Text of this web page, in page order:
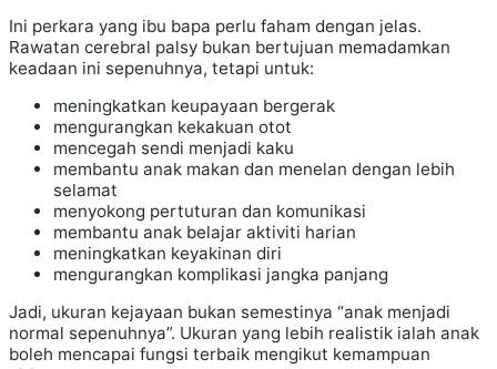
Ini perkara yang ibu bapa perlu faham dengan jelas.
Rawatan cerebral palsy bukan bertujuan memadamkan
keadaan ini sepenuhnya, tetapi untuk:
meningkatkan keupayaan bergerak
mengurangkan kekakuan otot
mencegah sendi menjadi kaku
membantu anak makan dan menelan dengan lebih
selamat
menyokong pertuturan dan komunikasi
membantu anak belajar aktiviti harian
meningkatkan keyakinan diri
mengurangkan komplikasi jangka panjang
Jadi, ukuran kejayaan bukan semestinya “anak menjadi
normal sepenuhnya”. Ukuran yang lebih realistik ialah anak
boleh mencapai fungsi terbaik mengikut kemampuan